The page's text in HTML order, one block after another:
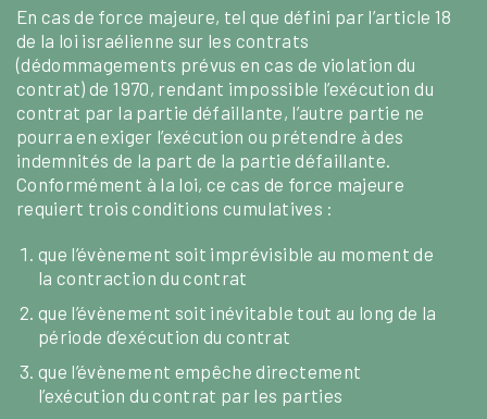
En cas de force majeure, tel que défini par l’article 18
de la loi israélienne sur les contrats
(dédommagements prévus en cas de violation du
contrat) de 1970, rendant impossible l’exécution du
contrat par la partie défaillante, l’autre partie ne
pourra en exiger l’exécution ou prétendre à des
indemnités de la part de la partie défaillante.
Conformément à la loi, ce cas de force majeure
requiert trois conditions cumulatives :
que l’évènement soit imprévisible au moment de
la contraction du contrat
que l’évènement soit inévitable tout au long de la
période d’exécution du contrat
que l’évènement empêche directement
l’exécution du contrat par les parties